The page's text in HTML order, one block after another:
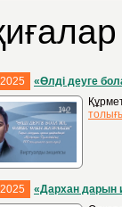
«Өлді деуге
«Дархан дарын